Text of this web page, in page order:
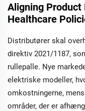
Aligning Product
Healthcare
Distributører skal
direktiv 2021/1187,
rullepalle. Nye
elektriske modeller,
omkostningerne,
områder, der er